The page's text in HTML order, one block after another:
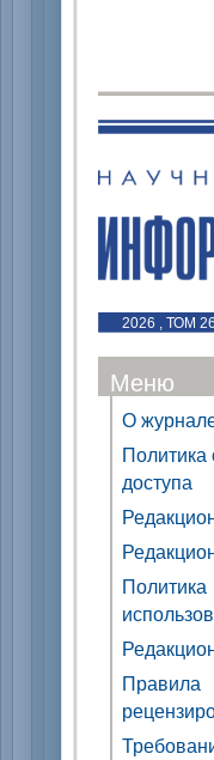
2026 , ТОМ
Меню
О
Политика
доступа
Политика
Правила